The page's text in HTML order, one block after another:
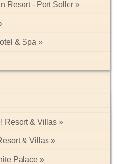
Resort - Port Soller
& Spa
Resort & Villas
& Villas
Palace